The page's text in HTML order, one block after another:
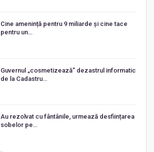
Cine amenință pentru 9 miliarde și cine tace
pentru un…
Guvernul „cosmetizează” dezastrul informatic
de la Cadastru…
Au rezolvat cu fântânile, urmează desființarea
sobelor pe…